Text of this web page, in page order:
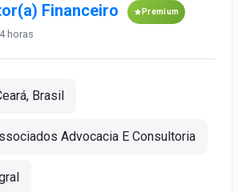
Financeiro Premium
horas
Brasil
Advocacia E Consultoria